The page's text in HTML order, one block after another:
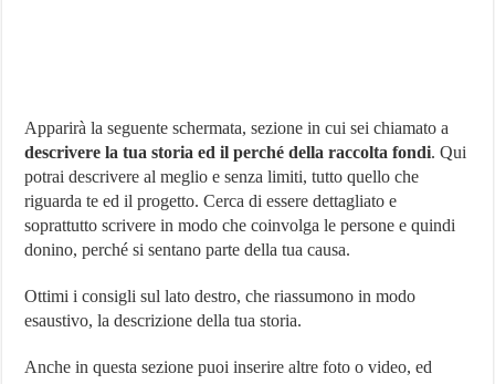
Apparirà la seguente schermata, sezione in cui sei chiamato a
descrivere la tua storia ed il perché della raccolta fondi. Qui
potrai descrivere al meglio e senza limiti, tutto quello che
riguarda te ed il progetto. Cerca di essere dettagliato e
soprattutto scrivere in modo che coinvolga le persone e quindi
donino, perché si sentano parte della tua causa.
Ottimi i consigli sul lato destro, che riassumono in modo
esaustivo, la descrizione della tua storia.
Anche in questa sezione puoi inserire altre foto o video, ed